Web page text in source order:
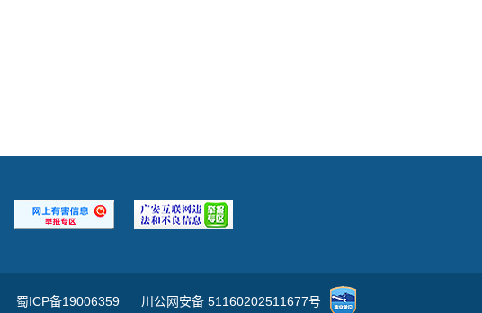
蜀ICP备19006359 川公网安备 51160202511677号